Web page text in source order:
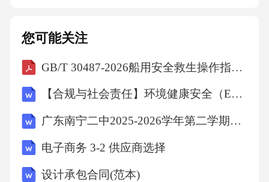
您可能关注
GB/T 30487-2026船用安全救生操作指示图
【合规与社会责任】环境健康安全（EHS）专项审计计划
广东南宁二中2025-2026学年第二学期七年级第十六周数学课堂训练(含答案)
电子商务 3-2 供应商选择
设计承包合同(范本)